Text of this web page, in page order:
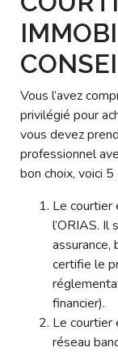
Vous l’avez
privilégié pour
vous devez
professionnel
bon choix, voici
Le courtier
l’ORIAS. Il
assurance,
certifie le
financier).
Le courtier
réseau